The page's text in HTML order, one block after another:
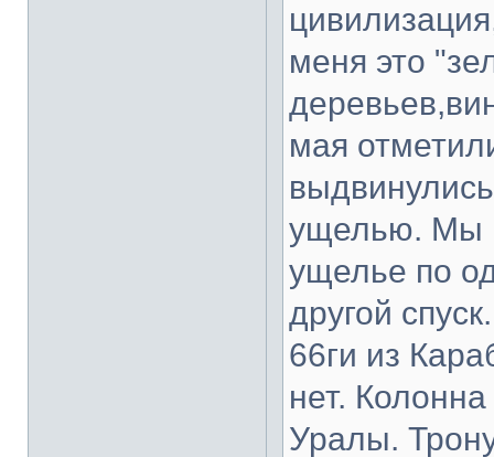
меня это
мая
ущелью. Мы
ущелье по
другой
66ги из
нет.
Уралы.